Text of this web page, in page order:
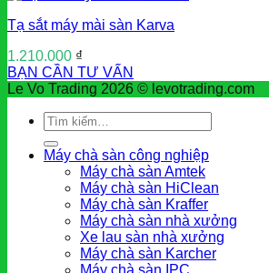
Tạ sắt máy mài sàn Karva
1.210.000 ₫
BẠN CẦN TƯ VẤN
Le Vo Trading 2026 © levotrading.com
Tìm
kiếm:
Máy chà sàn công nghiệp
Máy chà sàn Amtek
Máy chà sàn HiClean
Máy chà sàn Kraffer
Máy chà sàn nhà xưởng
Xe lau sàn nhà xưởng
Máy chà sàn Karcher
Máy chà sàn IPC